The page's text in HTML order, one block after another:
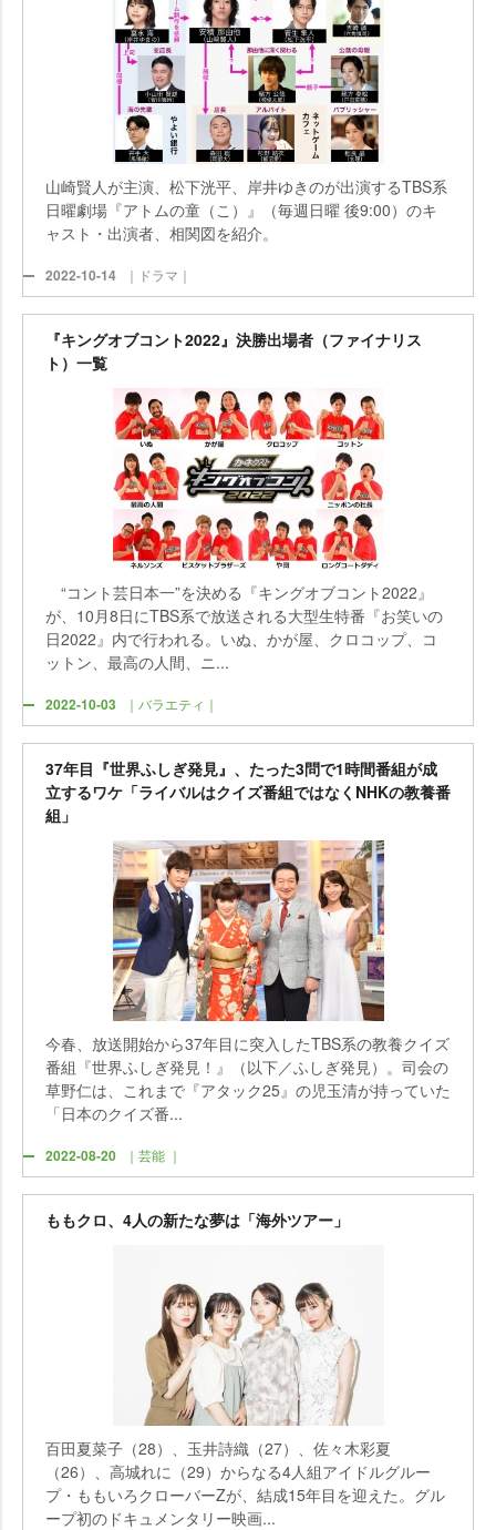
山崎賢人が主演、松下洸平、岸井ゆきのが出演するTBS系
日曜劇場『アトムの童（こ）』（毎週日曜 後9:00）のキ
ャスト・出演者、相関図を紹介。
2022-10-14 ｜ドラマ｜
『キングオブコント2022』決勝出場者（ファイナリス
ト）一覧
“コント芸日本一”を決める『キングオブコント2022』
が、10月8日にTBS系で放送される大型生特番『お笑いの
日2022』内で行われる。いぬ、かが屋、クロコップ、コ
ットン、最高の人間、ニ...
2022-10-03 ｜バラエティ｜
37年目『世界ふしぎ発見』、たった3問で1時間番組が成
立するワケ「ライバルはクイズ番組ではなくNHKの教養番
組」
今春、放送開始から37年目に突入したTBS系の教養クイズ
番組『世界ふしぎ発見！』（以下／ふしぎ発見）。司会の
草野仁は、これまで『アタック25』の児玉清が持っていた
「日本のクイズ番...
2022-08-20 ｜芸能 ｜
ももクロ、4人の新たな夢は「海外ツアー」
百田夏菜子（28）、玉井詩織（27）、佐々木彩夏
（26）、高城れに（29）からなる4人組アイドルグルー
プ・ももいろクローバーZが、結成15年目を迎えた。グル
ープ初のドキュメンタリー映画...